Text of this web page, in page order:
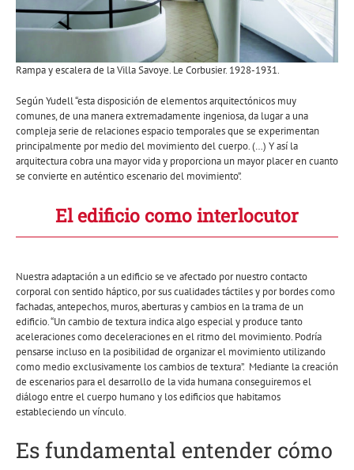
Rampa y escalera de la Villa Savoye. Le Corbusier. 1928-1931.
Según Yudell “esta disposición de elementos arquitectónicos muy
comunes, de una manera extremadamente ingeniosa, da lugar a una
compleja serie de relaciones espacio temporales que se experimentan
principalmente por medio del movimiento del cuerpo. (…) Y así la
arquitectura cobra una mayor vida y proporciona un mayor placer en cuanto
se convierte en auténtico escenario del movimiento”.
El edificio como interlocutor
Nuestra adaptación a un edificio se ve afectado por nuestro contacto
corporal con sentido háptico, por sus cualidades táctiles y por bordes como
fachadas, antepechos, muros, aberturas y cambios en la trama de un
edificio. “Un cambio de textura indica algo especial y produce tanto
aceleraciones como deceleraciones en el ritmo del movimiento. Podría
pensarse incluso en la posibilidad de organizar el movimiento utilizando
como medio exclusivamente los cambios de textura”. Mediante la creación
de escenarios para el desarrollo de la vida humana conseguiremos el
diálogo entre el cuerpo humano y los edificios que habitamos
estableciendo un vínculo.
Es fundamental entender cómo